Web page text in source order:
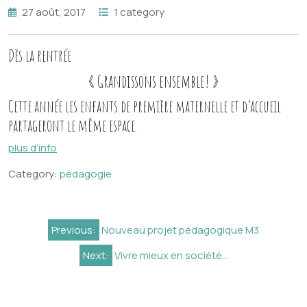
27 août, 2017 1 category
Dès la rentrée
« Grandissons ensemble! »
Cette année les enfants de première maternelle et d’accueil
partageront le même espace.
plus d’info
Category: pédagogie
NavigationPrevious: Nouveau projet pédagogique M3
Next: Vivre mieux en société…